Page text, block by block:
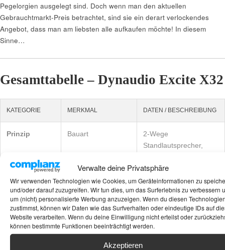
Verwalte deine Privatsphäre
Wir verwenden Technologien wie Cookies, um Geräteinformationen zu
und/oder darauf zuzugreifen. Wir tun dies, um das Surferlebnis zu verbessern
um (nicht) personalisierte Werbung anzuzeigen. Wenn du diesen
zustimmst, können wir Daten wie das Surfverhalten oder eindeutige IDs auf
Website verarbeiten. Wenn du deine Einwilligung nicht erteilst oder
können bestimmte Funktionen beeinträchtigt werden.
Akzeptieren
Pegelorgien ausgelegt sind. Doch wenn man den aktuellen
Gebrauchtmarkt-Preis betrachtet, sind sie ein derart verlockendes
Angebot, dass man am liebsten alle aufkaufen möchte! In diesem
Sinne…
Gesamttabelle – Dynaudio Excite X32
KATEGORIE MERKMAL DATEN / BESCHREIBUNG
Prinzip Bauart
2-Wege
Standlautsprecher,
Wirkungsgrad Empfindlichkeit 87 dB (2,83 V/1 m)
Belastbarkeit
IEC Power
Handling
200 Watt